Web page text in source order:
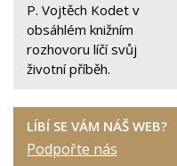
P. Vojtěch Kodet v
obsáhlém knižním
rozhovoru líčí svůj
životní příběh.
LÍBÍ SE VÁM NÁŠ WEB?
Podpořte nás